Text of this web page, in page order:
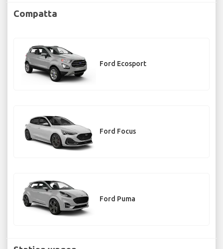
Compatta
Ford Ecosport
Ford Focus
Ford Puma